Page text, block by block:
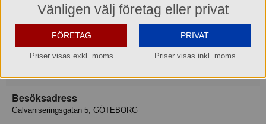
Konsumentkontakt
Merx Team AB
Telefon
031-50 67 00
Besöksadress
Galvaniseringsgatan 5, GÖTEBORG
Vänligen välj företag eller privat
FÖRETAG
Priser visas exkl. moms
PRIVAT
Priser visas inkl. moms